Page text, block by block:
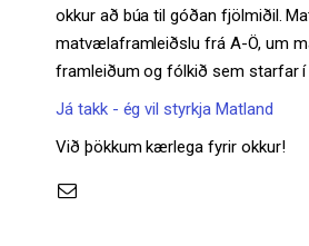
okkur að búa til góðan fjölmiðil.
matvælaframleiðslu frá A-Ö, um
framleiðum og fólkið sem starfar í
Já takk - ég vil styrkja Matland
Við þökkum kærlega fyrir okkur!